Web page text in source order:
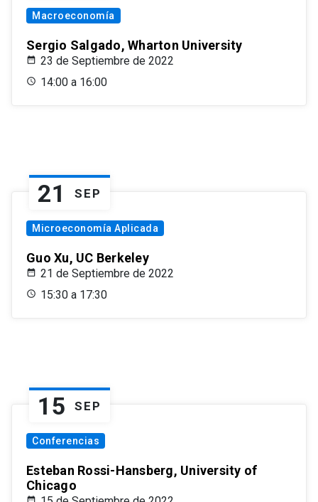
Macroeconomía
Sergio Salgado, Wharton University
23 de Septiembre de 2022
14:00 a 16:00
21 SEP
Microeconomía Aplicada
Guo Xu, UC Berkeley
21 de Septiembre de 2022
15:30 a 17:30
15 SEP
Conferencias
Esteban Rossi-Hansberg, University of
Chicago